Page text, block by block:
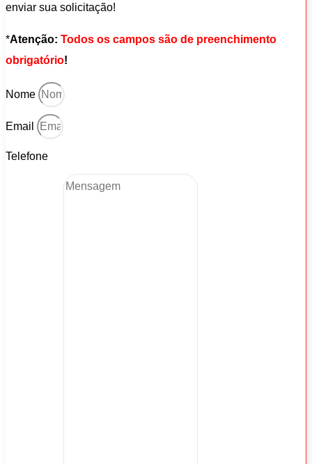
enviar sua solicitação!
*Atenção: Todos os campos são de preenchimento
obrigatório!
Nome
Email
Telefone